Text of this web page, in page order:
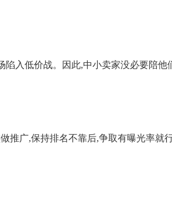
陷入低价战。因此,中小卖家没必要陪
推广,保持排名不靠后,争取有曝光率就